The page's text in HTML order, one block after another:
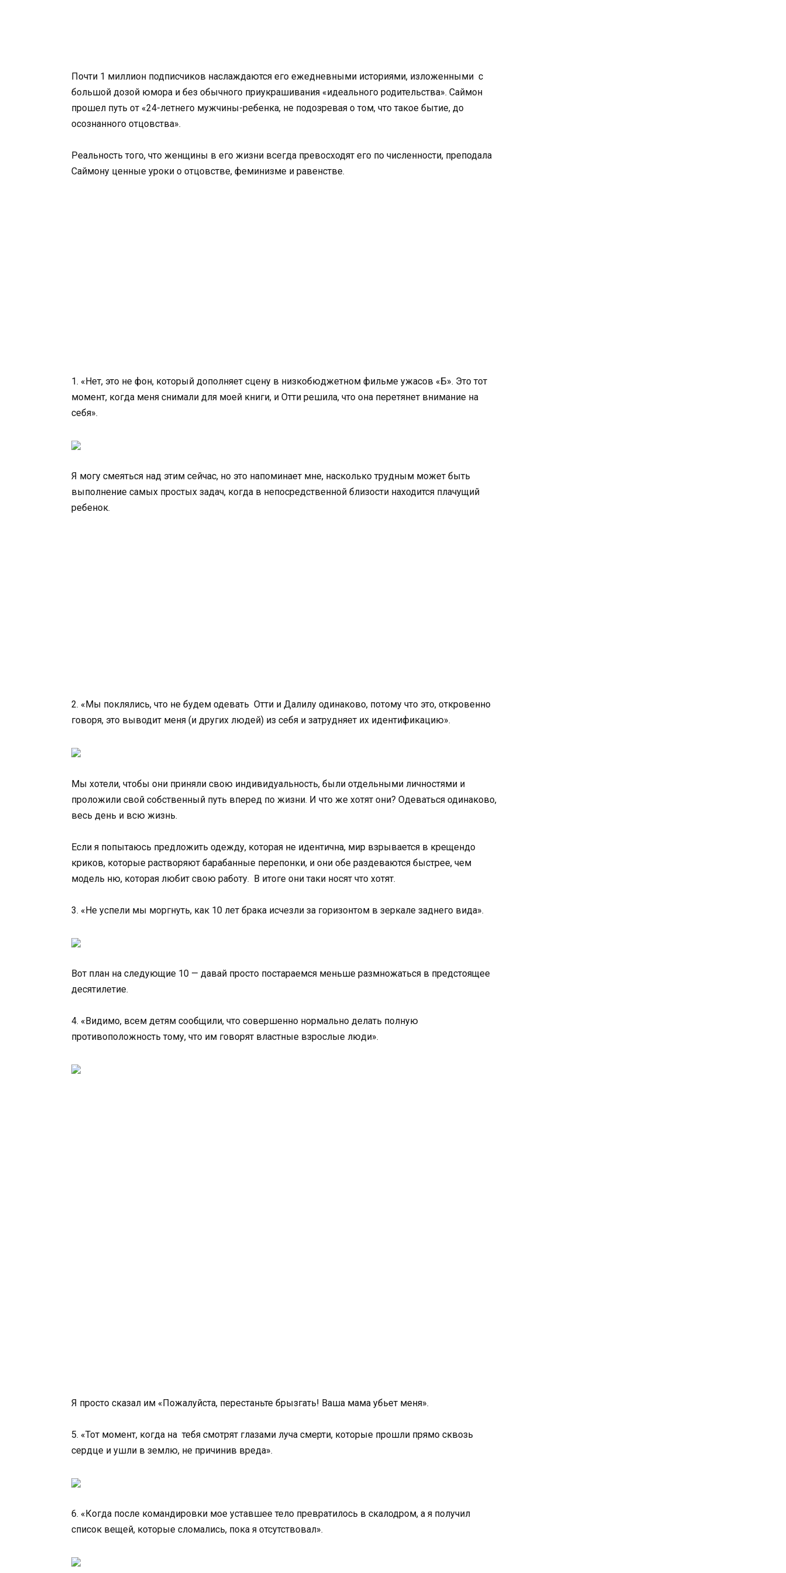
Почти 1 миллион подписчиков наслаждаются его ежедневными историями, изложенными с
большой дозой юмора и без обычного приукрашивания «идеального родительства». Саймон
прошел путь от «24-летнего мужчины-ребенка, не подозревая о том, что такое бытие, до
осознанного отцовства».
Реальность того, что женщины в его жизни всегда превосходят его по численности, преподала
Саймону ценные уроки о отцовстве, феминизме и равенстве.
1. «Нет, это не фон, который дополняет сцену в низкобюджетном фильме ужасов «Б». Это тот
момент, когда меня снимали для моей книги, и Отти решила, что она перетянет внимание на
себя».
Я могу смеяться над этим сейчас, но это напоминает мне, насколько трудным может быть
выполнение самых простых задач, когда в непосредственной близости находится плачущий
ребенок.
2. «Мы поклялись, что не будем одевать Отти и Далилу одинаково, потому что это, откровенно
говоря, это выводит меня (и других людей) из себя и затрудняет их идентификацию».
Мы хотели, чтобы они приняли свою индивидуальность, были отдельными личностями и
проложили свой собственный путь вперед по жизни. И что же хотят они? Одеваться одинаково,
весь день и всю жизнь.
Если я попытаюсь предложить одежду, которая не идентична, мир взрывается в крещендо
криков, которые растворяют барабанные перепонки, и они обе раздеваются быстрее, чем
модель ню, которая любит свою работу. В итоге они таки носят что хотят.
3. «Не успели мы моргнуть, как 10 лет брака исчезли за горизонтом в зеркале заднего вида».
Вот план на следующие 10 — давай просто постараемся меньше размножаться в предстоящее
десятилетие.
4. «Видимо, всем детям сообщили, что совершенно нормально делать полную
противоположность тому, что им говорят властные взрослые люди».
Я просто сказал им «Пожалуйста, перестаньте брызгать! Ваша мама убьет меня».
5. «Тот момент, когда на тебя смотрят глазами луча смерти, которые прошли прямо сквозь
сердце и ушли в землю, не причинив вреда».
6. «Когда после командировки мое уставшее тело превратилось в скалодром, а я получил
список вещей, которые сломались, пока я отсутствовал».